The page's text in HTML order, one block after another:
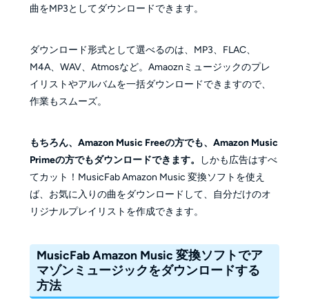
曲をMP3としてダウンロードできます。
ダウンロード形式として選べるのは、MP3、FLAC、
M4A、WAV、Atmosなど。Amaoznミュージックのプレ
イリストやアルバムを一括ダウンロードできますので、
作業もスムーズ。
もちろん、Amazon Music Freeの方でも、Amazon Music
Primeの方でもダウンロードできます。
しかも広告はすべ
てカット！MusicFab Amazon Music 変換ソフトを使え
ば、お気に入りの曲をダウンロードして、自分だけのオ
リジナルプレイリストを作成できます。
MusicFab Amazon Music 変換ソフトでア
マゾンミュージックをダウンロードする
方法